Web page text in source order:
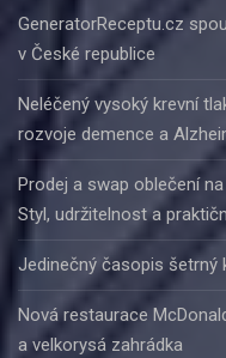
GeneratorReceptu.cz
v České republice
Neléčený vysoký krevní
rozvoje demence a
Prodej a swap oblečení
Styl, udržitelnost a
Jedinečný časopis šetrný
Nová restaurace
a velkorysá zahrádka